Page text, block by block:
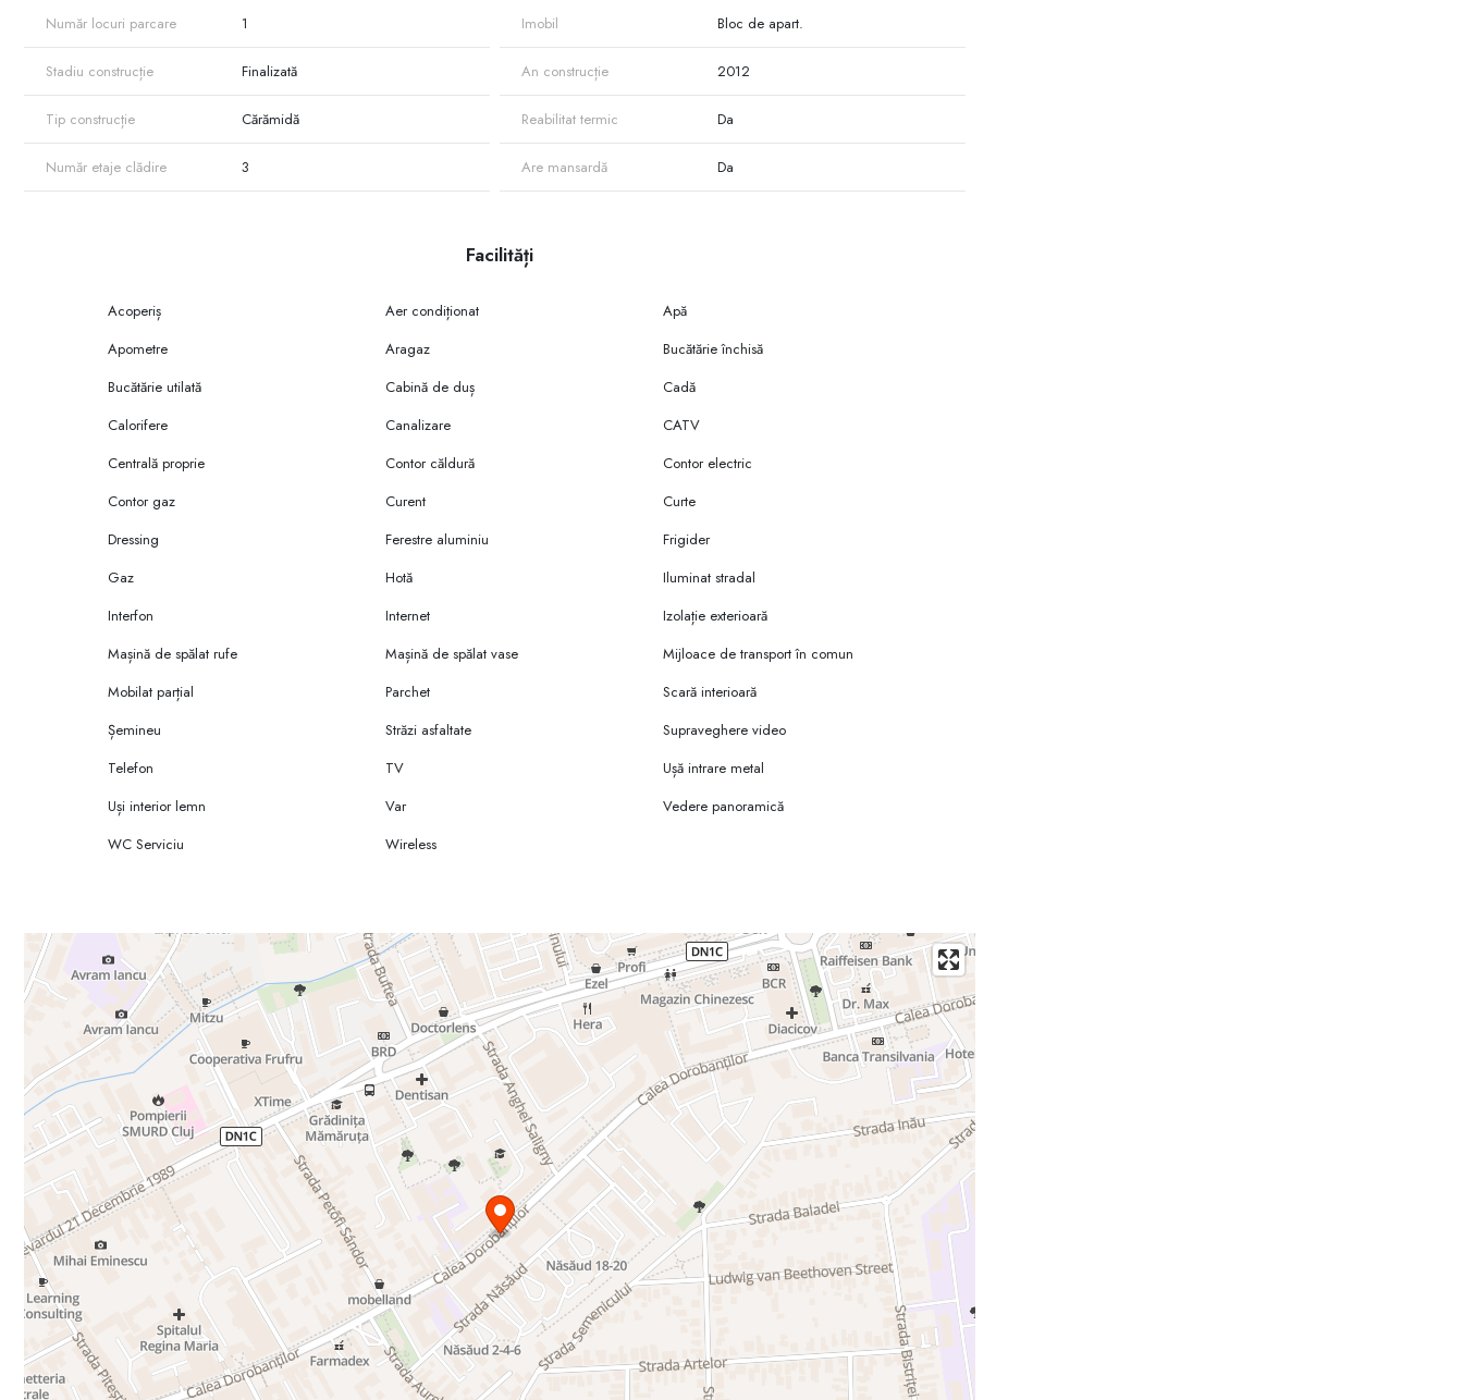
Număr locuri parcare 1 Imobil Bloc de apart.
Stadiu construcție Finalizată An construcție 2012
Tip construcție Cărămidă Reabilitat termic Da
Număr etaje clădire 3 Are mansardă Da
Facilități
Acoperiș Aer condiționat
Apă
Apometre
Aragaz
Bucătărie închisă
Bucătărie utilată
Cabină de duș
Cadă
Calorifere
Canalizare
CATV
Centrală proprie
Contor căldură
Contor electric
Contor gaz
Curent
Curte
Dressing
Ferestre aluminiu
Frigider
Gaz
Hotă
Iluminat stradal
Interfon
Internet
Izolație exterioară
Mașină de spălat rufe
Mașină de spălat vase
Mijloace de transport în comun
Mobilat parțial
Parchet
Scară interioară
Șemineu
Străzi asfaltate
Supraveghere video
Telefon
TV
Ușă intrare metal
Uși interior lemn
Var
Vedere panoramică
WC Serviciu
Wireless